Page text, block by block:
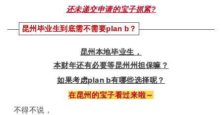
还未递交申请的宝子抓紧?
昆州毕业生到底需不需要plan b？
昆州本地毕业生，
本财年还有必要等昆州州担保嘛？
如果考虑plan b有哪些选择呢？
在昆州的宝子看过来啦～
不得不说，